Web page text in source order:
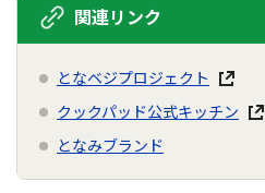
関連リンク
となベジプロジェクト
クックパッド公式キッチン
となみブランド